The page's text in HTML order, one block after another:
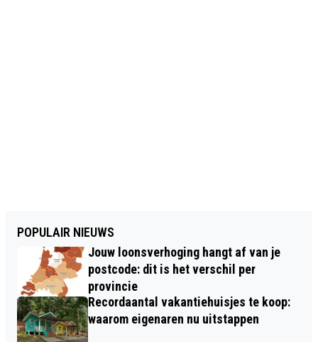
POPULAIR NIEUWS
Jouw loonsverhoging hangt af van je
postcode: dit is het verschil per
provincie
Recordaantal vakantiehuisjes te koop:
waarom eigenaren nu uitstappen